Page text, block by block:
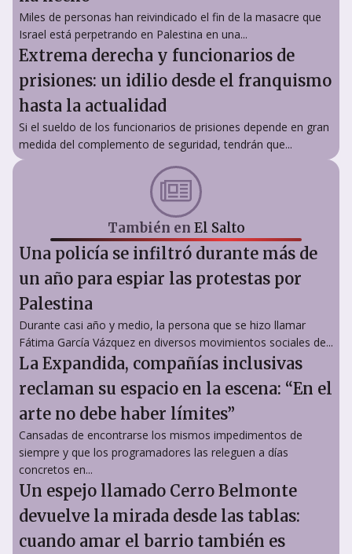
Miles de personas han reivindicado el fin de la masacre que
Israel está perpetrando en Palestina en una...
Extrema derecha y funcionarios de
prisiones: un idilio desde el franquismo
hasta la actualidad
Si el sueldo de los funcionarios de prisiones depende en gran
medida del complemento de seguridad, tendrán que...
También en El Salto
Una policía se infiltró durante más de
un año para espiar las protestas por
Palestina
Durante casi año y medio, la persona que se hizo llamar
Fátima García Vázquez en diversos movimientos sociales de...
La Expandida, compañías inclusivas
reclaman su espacio en la escena: “En el
arte no debe haber límites”
Cansadas de encontrarse los mismos impedimentos de
siempre y que los programadores las releguen a días
concretos en...
Un espejo llamado Cerro Belmonte
devuelve la mirada desde las tablas:
cuando amar el barrio también es